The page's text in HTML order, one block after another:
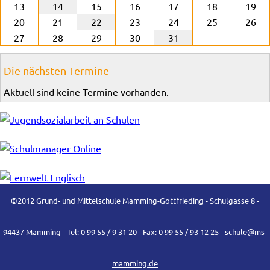
13
14 15 16 17 18
19
20
21 22 23 24 25
26
27
28 29 30 31
Die nächsten Termine
Aktuell sind keine Termine vorhanden.
©2012 Grund- und Mittelschule Mamming-Gottfrieding - Schulgasse 8 -
94437 Mamming - Tel: 0 99 55 / 9 31 20 - Fax: 0 99 55 / 93 12 25 -schule@ms-
mamming.de